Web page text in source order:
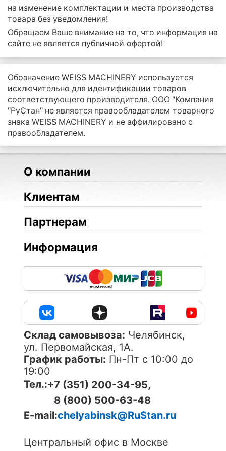
на изменение комплектации и места производства
товара без уведомления!
Обращаем Ваше внимание на то, что информация на
сайте не является публичной офертой!
Обозначение WEISS MACHINERY используется
исключительно для идентификации товаров
соответствующего производителя. ООО "Компания
"РуСтан" не является правообладателем товарного
знака WEISS MACHINERY и не аффилировано с
правообладателем.
О компании
Клиентам
Партнерам
Информация
Cклад самовывоза: Челябинск,
ул. Первомайская, 1А.
График работы: Пн-Пт с 10:00 до
19:00
Тел.:+7 (351) 200-34-95,
8 (800) 500-63-48
E-mail:chelyabinsk@RuStan.ru
Центральный офис в Москве